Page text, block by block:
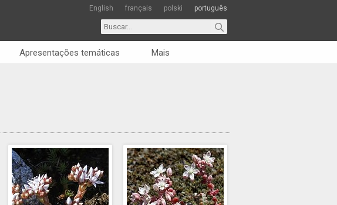
English français polski português
Apresentações temáticas Mais